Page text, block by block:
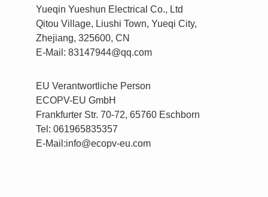
Yueqin Yueshun Electrical Co., Ltd
Qitou Village, Liushi Town, Yueqi City,
Zhejiang, 325600, CN
E-Mail: 83147944@qq.com
EU Verantwortliche Person
ECOPV-EU GmbH
Frankfurter Str. 70-72, 65760 Eschborn
Tel: 061965835357
E-Mail:info@ecopv-eu.com